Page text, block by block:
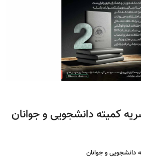
کمیته دانشجویی و جوانان
دانشجویی و جوانان